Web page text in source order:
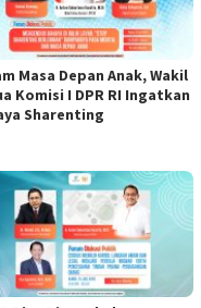
Masa Depan Anak, Wakil
Komisi I DPR RI Ingatkan
Sharenting